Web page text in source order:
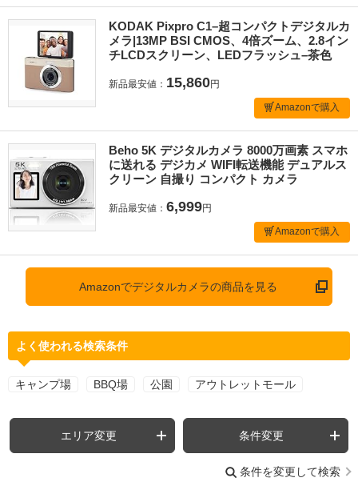
KODAK Pixpro C1–超コンパクトデジタルカ
メラ|13MP BSI CMOS、4倍ズーム、2.8イン
チLCDスクリーン、LEDフラッシュ–茶色
新品最安値： 15,860円
Amazonで購入
Beho 5K デジタルカメラ 8000万画素 スマホ
に送れる デジカメ WIFI転送機能 デュアルス
クリーン 自撮り コンパクト カメラ
新品最安値： 6,999円
Amazonで購入
Amazonでデジタルカメラの商品を見る
よく使われる検索条件
キャンプ場 BBQ場 公園 アウトレットモール
エリア変更 条件変更
条件を変更して検索